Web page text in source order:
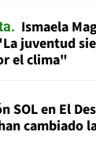
Ismaela
juventud
el clima"
SOL en El
cambiado